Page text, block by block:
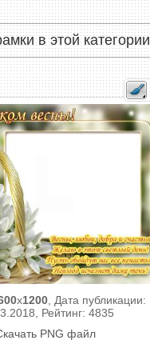
в этой категории
x1200, Дата публикации:
Рейтинг: 4835
PNG файл